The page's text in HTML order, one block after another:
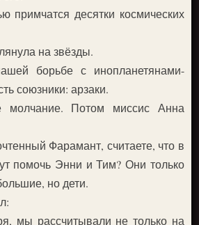
примчатся десятки космических
на звёзды.
борьбе с инопланетянами-
союзники: арзаки.
молчание. Потом миссис Анна
Фарамант, считаете, что в
помочь Энни и Тим? Они только
но дети.
мы рассчитывали не только на